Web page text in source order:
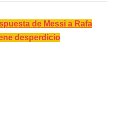
de Messi a Rafa
desperdicio